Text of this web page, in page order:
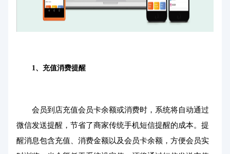
1、充值消费提醒
会员到店充值会员卡余额或消费时，系统将自动通过
微信发送提醒，节省了商家传统手机短信提醒的成本。提
醒消息包含充值、消费金额以及会员卡余额，方便会员实